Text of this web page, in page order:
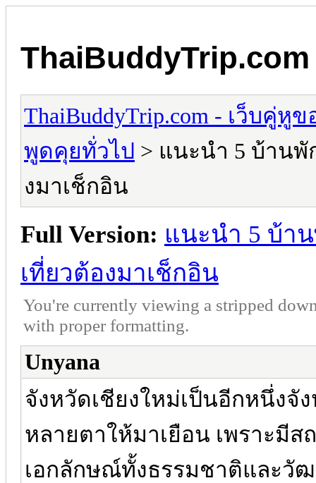
ThaiBuddyTrip.com - เว็บคู่หู
พูดคุยทั่วไป > แนะนำ 5 บ้านพั
งมาเช็กอิน
Full Version: แนะนำ 5 บ้า
เที่ยวต้องมาเช็กอิน
You're currently viewing a stripped
with proper formatting.
Unyana
จังหวัดเชียงใหม่เป็นอีกหนึ่ง
หลายตาให้มาเยือน เพราะมี
เอกลักษณ์ทั้งธรรมชาติและวั